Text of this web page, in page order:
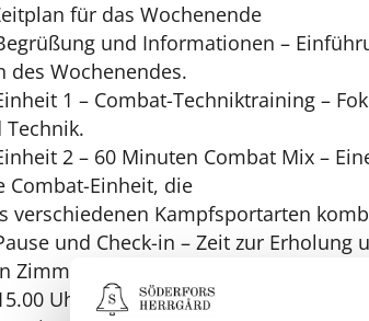
für das Wochenende
und Informationen –
des Wochenendes.
1 – Combat-Techniktraining –
Technik.
2 – 60 Minuten Combat Mix –
Combat-Einheit, die
verschiedenen Kampfsportarten
und Check-in – Zeit zur Erholung
Zimmern
Uhr).